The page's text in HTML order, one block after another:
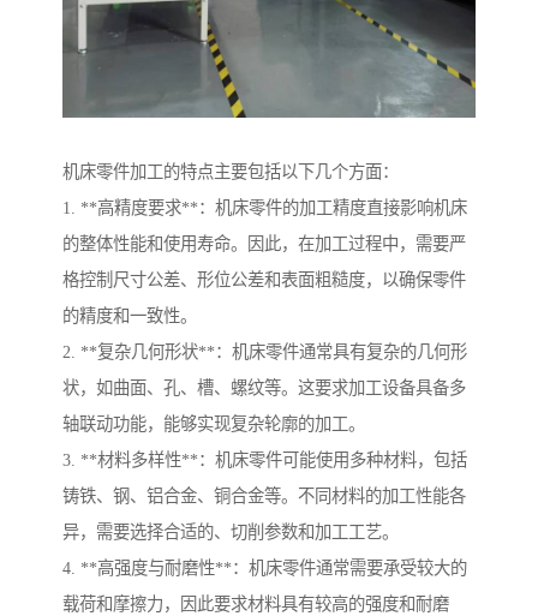
机床零件加工的特点主要包括以下几个方面：
1. **高精度要求**：机床零件的加工精度直接影响机床
的整体性能和使用寿命。因此，在加工过程中，需要严
格控制尺寸公差、形位公差和表面粗糙度，以确保零件
的精度和一致性。
2. **复杂几何形状**：机床零件通常具有复杂的几何形
状，如曲面、孔、槽、螺纹等。这要求加工设备具备多
轴联动功能，能够实现复杂轮廓的加工。
3. **材料多样性**：机床零件可能使用多种材料，包括
铸铁、钢、铝合金、铜合金等。不同材料的加工性能各
异，需要选择合适的、切削参数和加工工艺。
4. **高强度与耐磨性**：机床零件通常需要承受较大的
载荷和摩擦力，因此要求材料具有较高的强度和耐磨